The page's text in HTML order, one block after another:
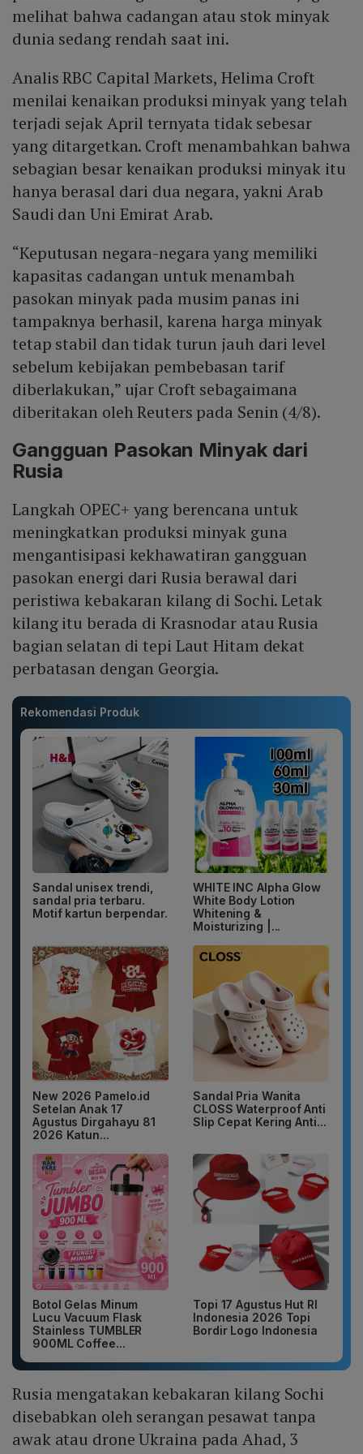
melihat bahwa cadangan atau stok minyak
dunia sedang rendah saat ini.
Analis RBC Capital Markets, Helima Croft
menilai kenaikan produksi minyak yang telah
terjadi sejak April ternyata tidak sebesar
yang ditargetkan. Croft menambahkan bahwa
sebagian besar kenaikan produksi minyak itu
hanya berasal dari dua negara, yakni Arab
Saudi dan Uni Emirat Arab.
“Keputusan negara-negara yang memiliki
kapasitas cadangan untuk menambah
pasokan minyak pada musim panas ini
tampaknya berhasil, karena harga minyak
tetap stabil dan tidak turun jauh dari level
sebelum kebijakan pembebasan tarif
diberlakukan,” ujar Croft sebagaimana
diberitakan oleh Reuters pada Senin (4/8).
Gangguan Pasokan Minyak dari
Rusia
Langkah OPEC+ yang berencana untuk
meningkatkan produksi minyak guna
mengantisipasi kekhawatiran gangguan
pasokan energi dari Rusia berawal dari
peristiwa kebakaran kilang di Sochi. Letak
kilang itu berada di Krasnodar atau Rusia
bagian selatan di tepi Laut Hitam dekat
perbatasan dengan Georgia.
Rekomendasi Produk
Sandal unisex trendi,
sandal pria terbaru.
Motif kartun berpendar.
WHITE INC Alpha Glow
White Body Lotion
Whitening &
Moisturizing |...
New 2026 Pamelo.id
Setelan Anak 17
Agustus Dirgahayu 81
2026 Katun...
Sandal Pria Wanita
CLOSS Waterproof Anti
Slip Cepat Kering Anti...
Botol Gelas Minum
Lucu Vacuum Flask
Stainless TUMBLER
900ML Coffee...
Topi 17 Agustus Hut RI
Indonesia 2026 Topi
Bordir Logo Indonesia
Rusia mengatakan kebakaran kilang Sochi
disebabkan oleh serangan pesawat tanpa
awak atau drone Ukraina pada Ahad, 3